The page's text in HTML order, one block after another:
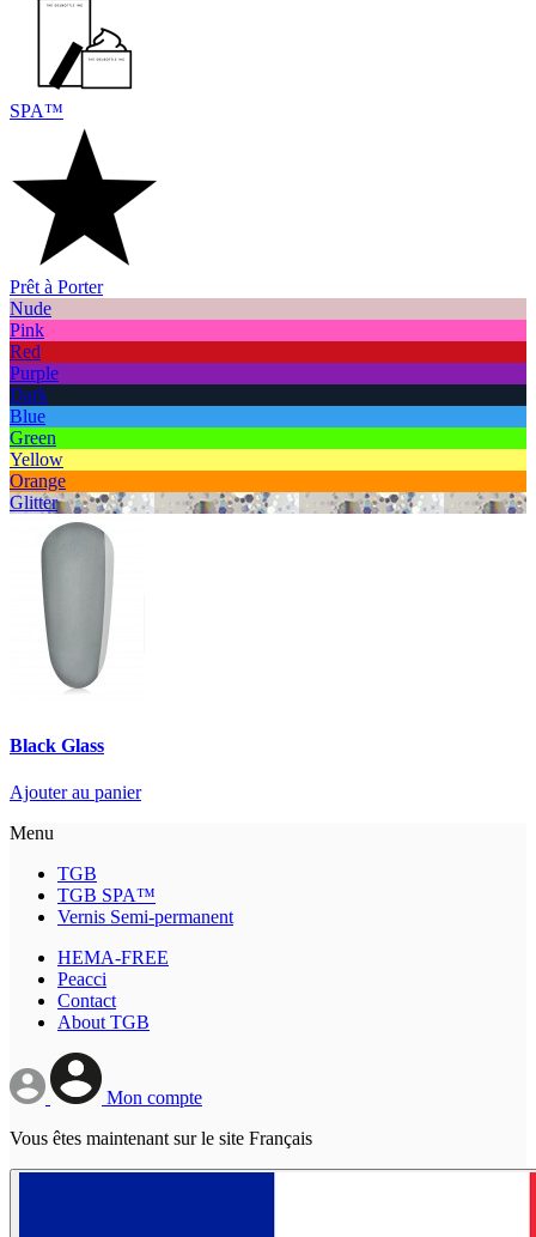
SPA™
Prêt à Porter
Nude
Pink
Red
Purple
Dark
Blue
Green
Yellow
Orange
Glitter
Black Glass
Ajouter au panier
Menu
TGB
TGB SPA™
Vernis Semi-permanent
HEMA-FREE
Peacci
Contact
About TGB
Mon compte
Vous êtes maintenant sur le site Français